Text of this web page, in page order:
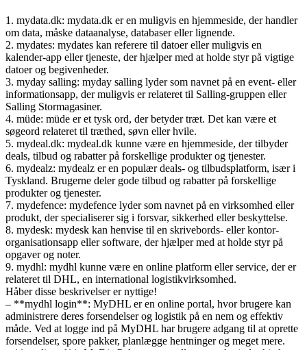
1. mydata.dk: mydata.dk er en muligvis en hjemmeside, der handler
om data, måske dataanalyse, databaser eller lignende.
2. mydates: mydates kan referere til datoer eller muligvis en
kalender-app eller tjeneste, der hjælper med at holde styr på vigtige
datoer og begivenheder.
3. myday salling: myday salling lyder som navnet på en event- eller
informationsapp, der muligvis er relateret til Salling-gruppen eller
Salling Stormagasiner.
4. müde: müde er et tysk ord, der betyder træt. Det kan være et
søgeord relateret til træthed, søvn eller hvile.
5. mydeal.dk: mydeal.dk kunne være en hjemmeside, der tilbyder
deals, tilbud og rabatter på forskellige produkter og tjenester.
6. mydealz: mydealz er en populær deals- og tilbudsplatform, især i
Tyskland. Brugerne deler gode tilbud og rabatter på forskellige
produkter og tjenester.
7. mydefence: mydefence lyder som navnet på en virksomhed eller
produkt, der specialiserer sig i forsvar, sikkerhed eller beskyttelse.
8. mydesk: mydesk kan henvise til en skrivebords- eller kontor-
organisationsapp eller software, der hjælper med at holde styr på
opgaver og noter.
9. mydhl: mydhl kunne være en online platform eller service, der er
relateret til DHL, en international logistikvirksomhed.
Håber disse beskrivelser er nyttige!
– **mydhl login**: MyDHL er en online portal, hvor brugere kan
administrere deres forsendelser og logistik på en nem og effektiv
måde. Ved at logge ind på MyDHL har brugere adgang til at oprette
forsendelser, spore pakker, planlægge hentninger og meget mere.